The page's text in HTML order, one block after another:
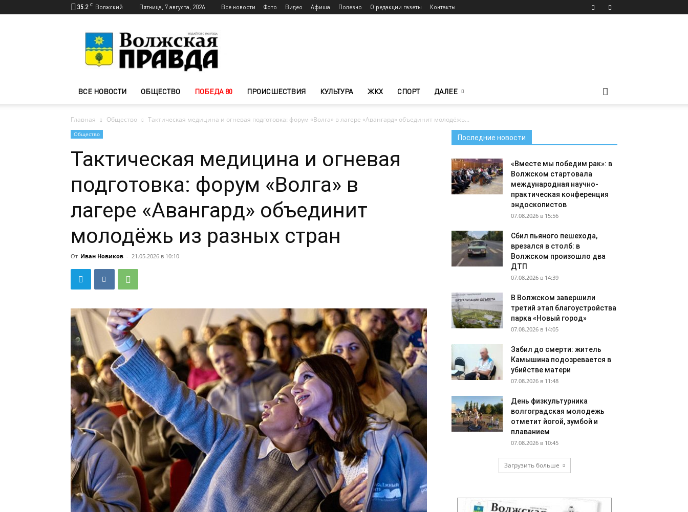
35.2 C Волжский Пятница, 7 августа, 2026 Все новости Фото Видео Афиша Полезно О редакции газеты Контакты
Волжского
—
Волжская
ВСЕ НОВОСТИ ОБЩЕСТВО ПОБЕДА 80 ПРОИСШЕСТВИЯ КУЛЬТУРА ЖКХ СПОРТ ДАЛЕЕ
Главная Общество Тактическая медицина и огневая подготовка: форум «Волга» в лагере «Авангард» объединит молодёжь...
Общество
Тактическая медицина и огневая
подготовка: форум «Волга» в
лагере «Авангард» объединит
молодёжь из разных стран
От Иван Новиков - 21.05.2026 в 10:10
Последние новости
«Вместе мы победим рак»: в
Волжском стартовала
международная научно-
практическая конференция
эндоскопистов
07.08.2026 в 15:56
Сбил пьяного пешехода,
врезался в столб: в
Волжском произошло два
ДТП
07.08.2026 в 14:39
В Волжском завершили
третий этап благоустройства
парка «Новый город»
07.08.2026 в 14:05
Забил до смерти: житель
Камышина подозревается в
убийстве матери
07.08.2026 в 11:48
День физкультурника
волгоградская молодежь
отметит йогой, зумбой и
плаванием
07.08.2026 в 10:45
Загрузить больше